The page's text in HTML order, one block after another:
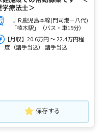
学療法士＞
ＪＲ鹿児島本線(門司港－八代)
「植木駅」（バス・車15分）
【月収】20.6万円 ～ 22.4万円程
度（諸手当込） 諸手当込
保存する